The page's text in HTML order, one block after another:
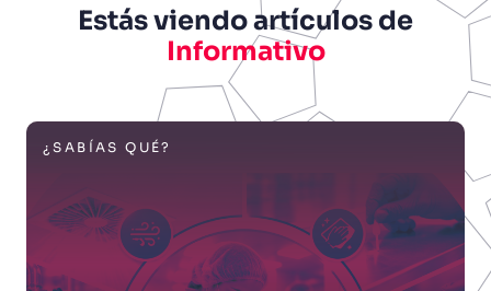
Estás viendo artículos de
Informativo
¿SABÍAS QUÉ?